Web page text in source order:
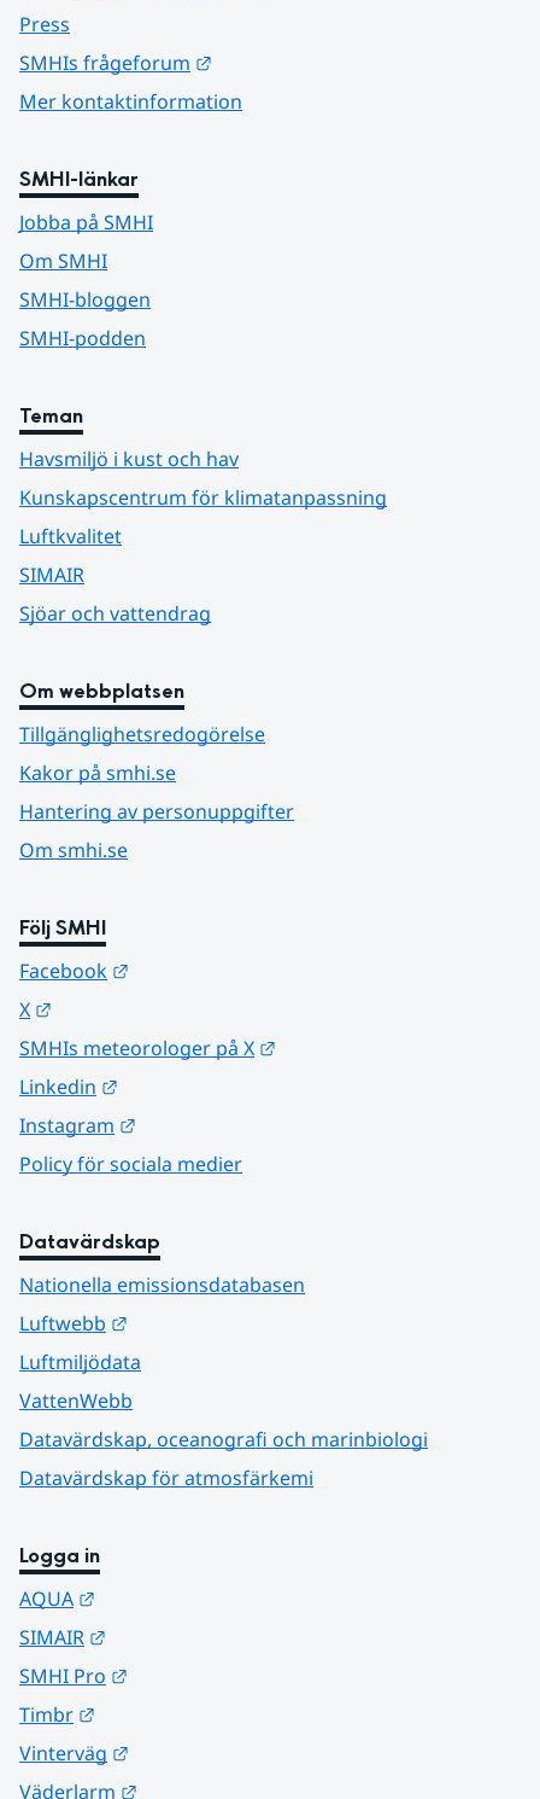
Press
SMHIs frågeforum
Mer kontaktinformation
SMHI-länkar
Jobba på SMHI
Om SMHI
SMHI-bloggen
SMHI-podden
Teman
Havsmiljö i kust och hav
Kunskapscentrum för klimatanpassning
Luftkvalitet
SIMAIR
Sjöar och vattendrag
Om webbplatsen
Tillgänglighetsredogörelse
Kakor på smhi.se
Hantering av personuppgifter
Om smhi.se
Följ SMHI
Facebook
X
SMHIs meteorologer på X
Linkedin
Instagram
Policy för sociala medier
Datavärdskap
Nationella emissionsdatabasen
Luftwebb
Luftmiljödata
VattenWebb
Datavärdskap, oceanografi och marinbiologi
Datavärdskap för atmosfärkemi
Logga in
AQUA
SIMAIR
SMHI Pro
Timbr
Vinterväg
Väderlarm